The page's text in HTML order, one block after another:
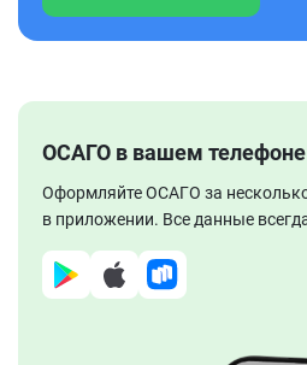
ОСАГО в вашем телефоне
Оформляйте ОСАГО за
в приложении. Все данные